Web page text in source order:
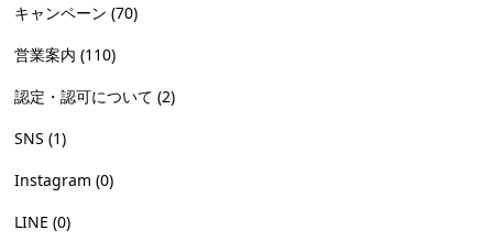
キャンペーン(70)
営業案内(110)
認定・認可について(2)
SNS(1)
Instagram(0)
LINE(0)